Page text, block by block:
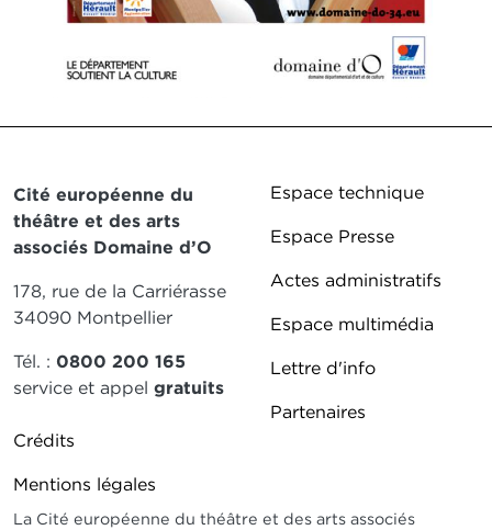
©
Cité européenne du
théâtre et des arts
associés Domaine d’O
178, rue de la Carriérasse
34090 Montpellier
Tél. : 0800 200 165
service et appel gratuits
Pied de page DDO 2
Crédits
Mentions légales
Pied de page
Espace technique
Espace Presse
Actes administratifs
Espace multimédia
Lettre d'info
Partenaires
La Cité européenne du théâtre et des arts associés